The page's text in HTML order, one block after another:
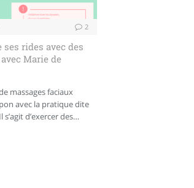
2
ses rides avec des
Marie de
massages faciaux
avec la pratique dite
d’exercer des…